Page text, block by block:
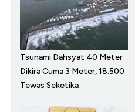
Tsunami Dahsyat 40 Meter
Dikira Cuma 3 Meter, 18.500
Tewas Seketika